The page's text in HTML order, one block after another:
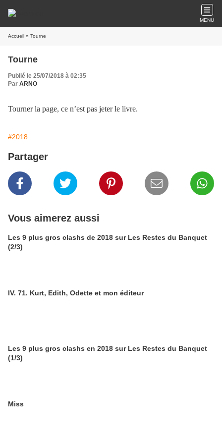
MENU
Accueil » Tourne
Tourne
Publié le 25/07/2018 à 02:35
Par ARNO
Tourner la page, ce n’est pas jeter le livre.
#2018
Partager
Vous aimerez aussi
Les 9 plus gros clashs de 2018 sur Les Restes du Banquet
(2/3)
IV. 71. Kurt, Edith, Odette et mon éditeur
Les 9 plus gros clashs en 2018 sur Les Restes du Banquet
(1/3)
Miss